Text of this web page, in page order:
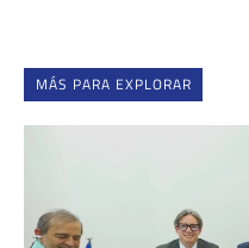
MÁS PARA EXPLORAR